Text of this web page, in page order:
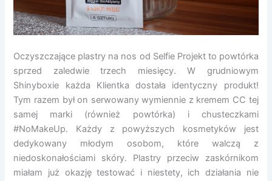
Oczyszczające plastry na nos od Selfie Projekt to powtórka
sprzed zaledwie trzech miesięcy. W grudniowym
Shinyboxie każda Klientka dostała identyczny produkt!
Tym razem był on serwowany wymiennie z kremem CC tej
samej marki (również powtórka) i chusteczkami
#NoMakeUp. Każdy z powyższych kosmetyków jest
dedykowany młodym osobom, które walczą z
niedoskonałościami skóry. Plastry przeciw zaskórnikom
miałam już okazję testować i niestety, ich działania nie